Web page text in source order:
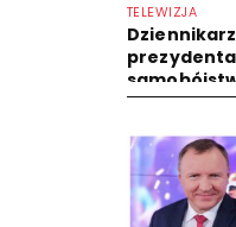
TELEWIZJA